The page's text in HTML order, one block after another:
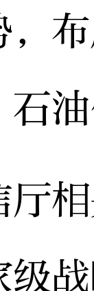
，
石
级